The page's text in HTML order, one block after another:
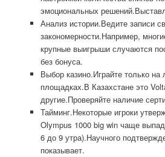
эмоциональных
Анализ истории.Ведите записи
закономерности.Например,
крупные выигрыши случаются
без бонуса.
Выбор казино.Играйте только на
площадках.В Казахстане это
другие.Проверяйте наличие
Тайминг.Некоторые игроки
Olympus 1000 big win чаще
6 до 9 утра).Научного
показывает.